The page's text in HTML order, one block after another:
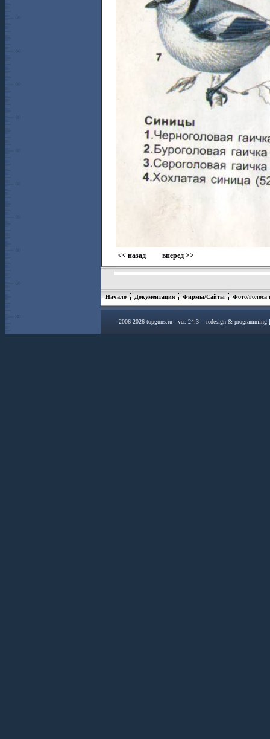
<< назад вперед >>
Начало Документация Фирмы/Сайты Фото/голоса
2006-2026 topguns.ru ver. 24.3 redesign & programming